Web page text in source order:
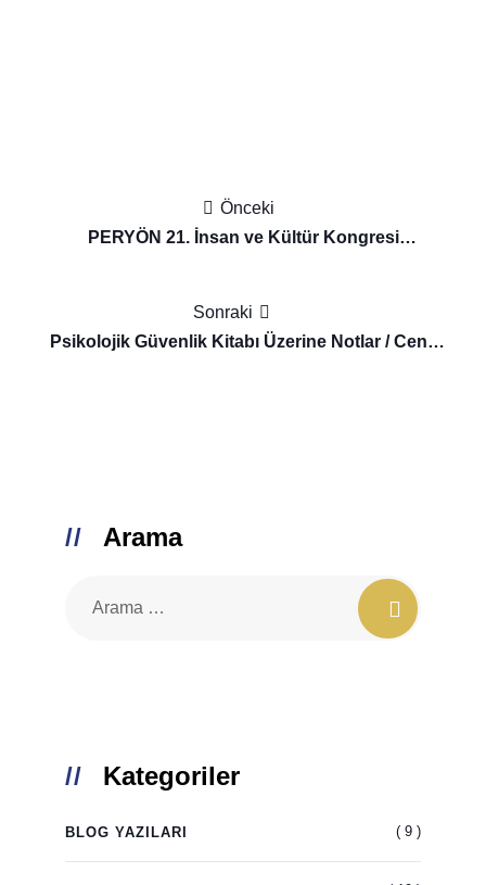
gezinmesi
Önceki
PERYÖN 21. İnsan ve Kültür Kongresi
Sonraki
Psikolojik Güvenlik Kitabı Üzerine Notlar / Cenk
Arama
Kategoriler
BLOG YAZILARI ( 9 )